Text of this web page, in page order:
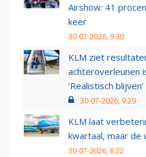
Airshow: 41
keer
30-07-2026, 9:30
KLM ziet
achteroverleunen
‘Realistisch blijven’
30-07-2026, 9:29
KLM laat
kwartaal, maar de
30-07-2026, 8:22